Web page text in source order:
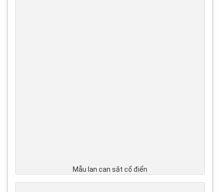
Mẫu lan can sắt cổ điển